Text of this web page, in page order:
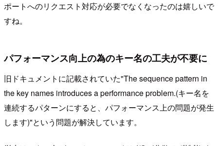
ポートへのリクエスト対応が必要でなくなったのは嬉しいで
すね。
パフォーマンス向上の為のキー名の工夫が不要に
旧ドキュメントに記載されていた"The sequence pattern in
the key names introduces a performance problem.(キー名を
連続するパターンにすると、パフォーマンス上の問題が発生
します)"という問題が解決しています。